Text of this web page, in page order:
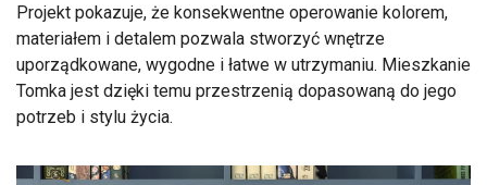
Projekt pokazuje, że konsekwentne operowanie kolorem,
materiałem i detalem pozwala stworzyć wnętrze
uporządkowane, wygodne i łatwe w utrzymaniu. Mieszkanie
Tomka jest dzięki temu przestrzenią dopasowaną do jego
potrzeb i stylu życia.